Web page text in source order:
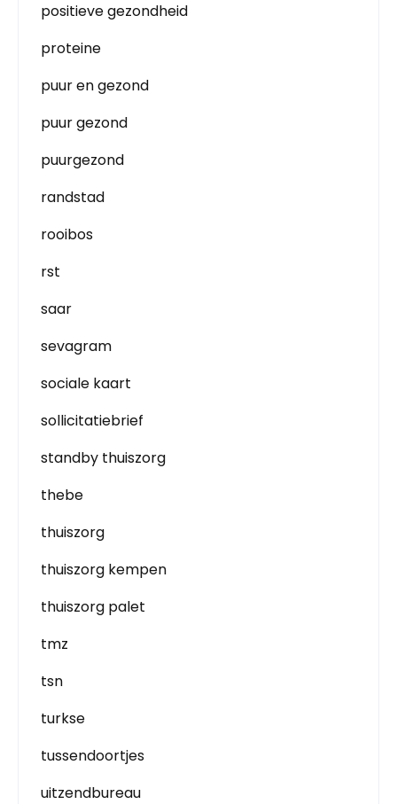
positieve gezondheid
proteine
puur en gezond
puur gezond
puurgezond
randstad
rooibos
rst
saar
sevagram
sociale kaart
sollicitatiebrief
standby thuiszorg
thebe
thuiszorg
thuiszorg kempen
thuiszorg palet
tmz
tsn
turkse
tussendoortjes
uitzendbureau